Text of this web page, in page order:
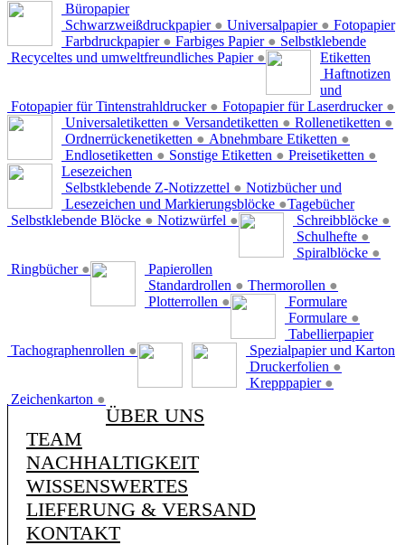
Büropapier
Schwarzweißdruckpapier ● Universalpapier ●
Farbdruckpapier ● Farbiges Papier ●
Recyceltes und umweltfreundliches Papier ●
Fotopapier
Fotopapier für Tintenstrahldrucker ● Fotopapier für Laserdrucker ●
Selbstklebende
Etiketten
Universaletiketten ● Versandetiketten ● Rollenetiketten ●
Ordnerrückenetiketten ● Abnehmbare Etiketten ●
Endlosetiketten ● Sonstige Etiketten ● Preisetiketten ●
Haftnotizen
und
Lesezeichen
Selbstklebende Z-Notizzettel ●
Lesezeichen und Markierungsblöcke ●
Selbstklebende Blöcke ● Notizwürfel ●
Notizbücher und
Tagebücher
Schreibblöcke ●
Schulhefte ●
Spiralblöcke ●
Ringbücher ●
Papierollen
Standardrollen ● Thermorollen ●
Plotterrollen ●
Formulare
Formulare ●
Tachographenrollen ●
Tabellierpapier
Spezialpapier und Karton
Druckerfolien ●
Krepppapier ●
Zeichenkarton ●
ÜBER UNS
TEAM
NACHHALTIGKEIT
WISSENSWERTES
LIEFERUNG & VERSAND
KONTAKT